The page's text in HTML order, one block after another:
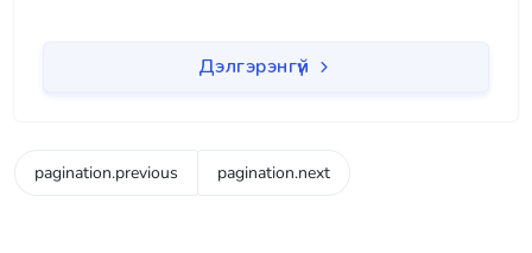
Дэлгэрэнгүй
pagination.previous pagination.next